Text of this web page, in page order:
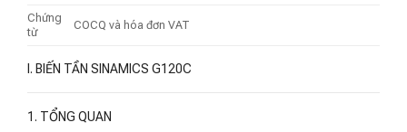
Chứng
từ
COCQ và hóa đơn VAT
I. BIẾN TẦN SINAMICS G120C
1. TỔNG QUAN